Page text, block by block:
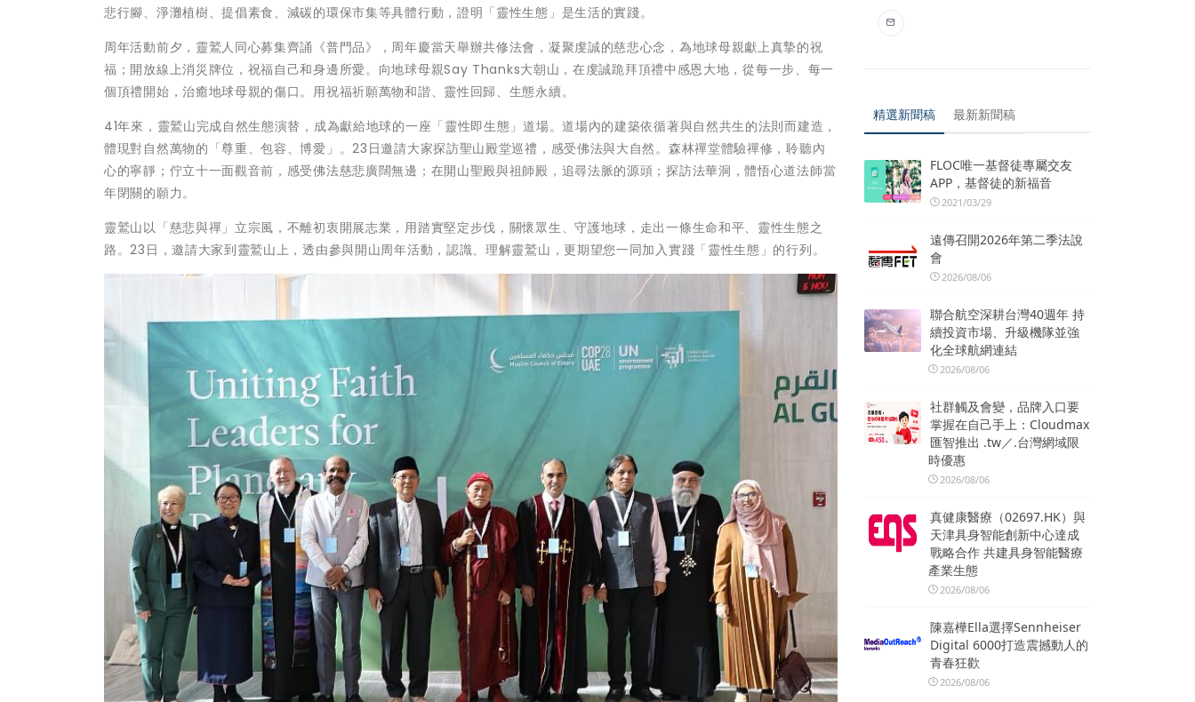
悲行腳、淨灘植樹、提倡素食、減碳的環保市集等具體行動，證明「靈性生態」是生活的實踐。
周年活動前夕，靈鷲人同心募集齊誦《普門品》，周年慶當天舉辦共修法會，凝聚虔誠的慈悲心念，為地球母親獻上真摯的祝
福；開放線上消災牌位，祝福自己和身邊所愛。向地球母親Say Thanks大朝山，在虔誠跪拜頂禮中感恩大地，從每一步、每一
個頂禮開始，治癒地球母親的傷口。用祝福祈願萬物和諧、靈性回歸、生態永續。
41年來，靈鷲山完成自然生態演替，成為獻給地球的一座「靈性即生態」道場。道場內的建築依循著與自然共生的法則而建造，
體現對自然萬物的「尊重、包容、博愛」。23日邀請大家探訪聖山殿堂巡禮，感受佛法與大自然。森林禪堂體驗禪修，聆聽內
心的寧靜；佇立十一面觀音前，感受佛法慈悲廣闊無邊；在開山聖殿與祖師殿，追尋法脈的源頭；探訪法華洞，體悟心道法師當
年閉關的願力。
靈鷲山以「慈悲與禪」立宗風，不離初衷開展志業，用踏實堅定步伐，關懷眾生、守護地球，走出一條生命和平、靈性生態之
路。23日，邀請大家到靈鷲山上，透由參與開山周年活動，認識、理解靈鷲山，更期望您一同加入實踐「靈性生態」的行列。
精選新聞稿 最新新聞稿
FLOC唯一基督徒專屬交友
APP，基督徒的新福音
2021/03/29
遠傳召開2026年第二季法說
會
2026/08/06
聯合航空深耕台灣40週年 持
續投資市場、升級機隊並強
化全球航網連結
2026/08/06
社群觸及會變，品牌入口要
掌握在自己手上：Cloudmax
匯智推出 .tw／.台灣網域限
時優惠
2026/08/06
真健康醫療（02697.HK）與
天津具身智能創新中心達成
戰略合作 共建具身智能醫療
產業生態
2026/08/06
陳嘉樺Ella選擇Sennheiser
Digital 6000打造震撼動人的
青春狂歡
2026/08/06